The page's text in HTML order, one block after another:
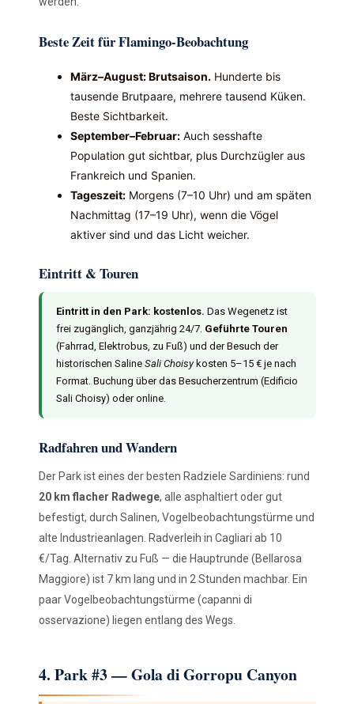
Beste Zeit für Flamingo-Beobachtung
März–August: Brutsaison.Hunderte bis
tausende Brutpaare, mehrere tausend Küken.
Beste Sichtbarkeit.
September–Februar:Auch sesshafte
Population gut sichtbar, plus Durchzügler aus
Frankreich und Spanien.
Tageszeit:Morgens (7–10 Uhr) und am späten
Nachmittag (17–19 Uhr), wenn die Vögel
aktiver sind und das Licht weicher.
Eintritt & Touren
Eintritt in den Park: kostenlos. Das Wegenetz ist
frei zugänglich, ganzjährig 24/7. Geführte Touren
(Fahrrad, Elektrobus, zu Fuß) und der Besuch der
historischen Saline Sali Choisykosten 5–15 € je nach
Format. Buchung über das Besucherzentrum (Edificio
Sali Choisy) oder online.
Radfahren und Wandern
Der Park ist eines der besten Radziele Sardiniens: rund
20 km flacher Radwege, alle asphaltiert oder gut
befestigt, durch Salinen, Vogelbeobachtungstürme und
alte Industrieanlagen. Radverleih in Cagliari ab 10
€/Tag. Alternativ zu Fuß — die Hauptrunde (Bellarosa
Maggiore) ist 7 km lang und in 2 Stunden machbar. Ein
paar Vogelbeobachtungstürme (capanni di
osservazione) liegen entlang des Wegs.
4. Park #3 — Gola di Gorropu Canyon